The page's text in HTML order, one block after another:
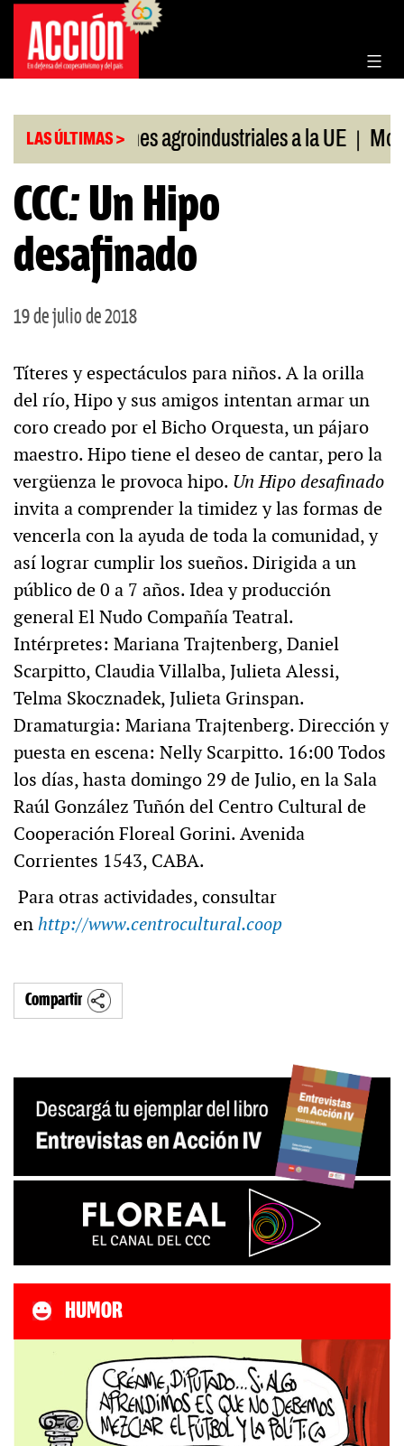
Saltar
contenido
LAS ÚLTIMAS >
Exportaciones agroindustriales a la UE |
CCC: Un Hipo
desafinado
19 de julio de 2018
Títeres y espectáculos para niños. A la orilla
del río, Hipo y sus amigos intentan armar un
coro creado por el Bicho Orquesta, un pájaro
maestro. Hipo tiene el deseo de cantar, pero la
vergüenza le provoca hipo. Un Hipo desafinado
invita a comprender la timidez y las formas de
vencerla con la ayuda de toda la comunidad, y
así lograr cumplir los sueños. Dirigida a un
público de 0 a 7 años. Idea y producción
general El Nudo Compañía Teatral.
Intérpretes: Mariana Trajtenberg, Daniel
Scarpitto, Claudia Villalba, Julieta Alessi,
Telma Skocznadek, Julieta Grinspan.
Dramaturgia: Mariana Trajtenberg. Dirección y
puesta en escena: Nelly Scarpitto. 16:00 Todos
los días, hasta domingo 29 de Julio, en la Sala
Raúl González Tuñón del Centro Cultural de
Cooperación Floreal Gorini. Avenida
Corrientes 1543, CABA.
Para otras actividades, consultar
enhttp://www.centrocultural.coop
Compartir
HUMOR